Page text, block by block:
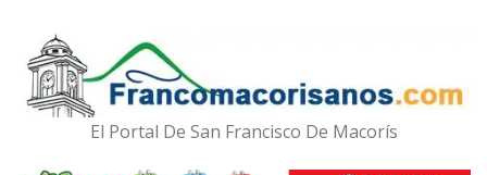
El Portal De San Francisco De Macorís